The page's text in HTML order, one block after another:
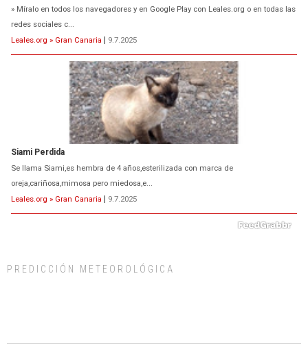
» Míralo en todos los navegadores y en Google Play con Leales.org o en todas las
redes sociales c...
Leales.org » Gran Canaria | 9.7.2025
Siami Perdida
Se llama Siami,es hembra de 4 años,esterilizada con marca de
oreja,cariñosa,mimosa pero miedosa,e...
Leales.org » Gran Canaria | 9.7.2025
días, ella incluida...
PREDICCIÓN METEOROLÓGICA